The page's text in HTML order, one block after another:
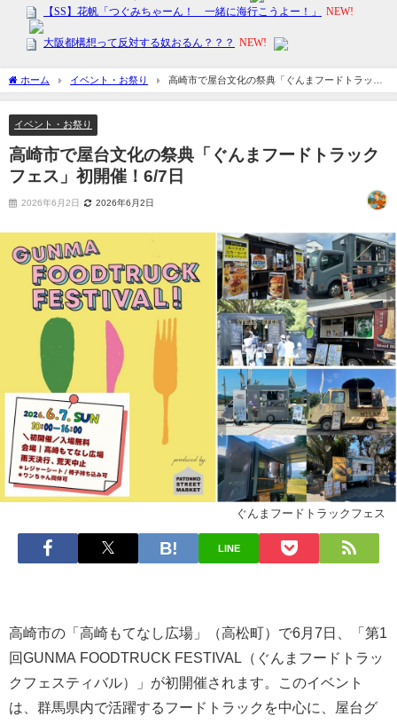
ホーム イベント・お祭り
高崎市で屋台文化の祭典「ぐんまフードトラック
フェス」初開催！6/7日
イベント・お祭り
高崎市で屋台文化の祭典「ぐんまフードトラック
フェス」初開催！6/7日
2026年6月2日 2026年6月2日
ぐんまフードトラックフェス
LINE
高崎市の「高崎もてなし広場」（高松町）で6月7日、「第1
回GUNMA FOODTRUCK FESTIVAL（ぐんまフードトラッ
クフェスティバル）」が初開催されます。このイベント
は、群馬県内で活躍するフードトラックを中心に、屋台グ